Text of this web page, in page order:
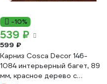
-10%
539 ₽
599 ₽
Карниз Cosca Decor 146-
1084 интерьерный багет, 89
мм, красное дерево с